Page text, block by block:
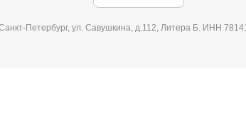
Петербург, ул. Савушкина, д.112, Литера Б. ИНН